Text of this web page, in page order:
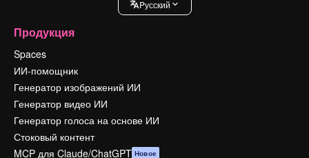
Pусский
Продукция
Spaces
ИИ-помощник
Генератор изображений ИИ
Генератор видео ИИ
Генератор голоса на основе ИИ
Стоковый контент
MCP для Claude/ChatGPT Новое